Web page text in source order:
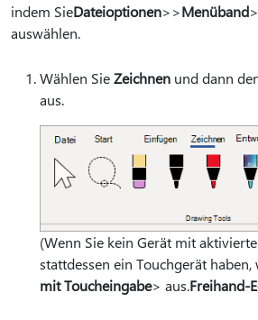
indem SieDateioptionen>>Menüband>
auswählen.
Wählen SieZeichnen und dann
aus.
(Wenn Sie kein Gerät mit
stattdessen ein Touchgerät haben,
mit Toucheingabe> aus.Freihand-